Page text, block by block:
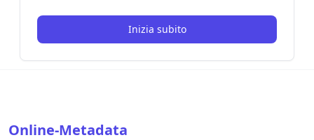
Inizia subito
Online-Metadata